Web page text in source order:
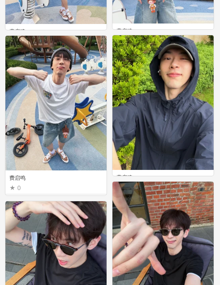
费启鸣
0
费启鸣
0
费启鸣
0
费启鸣
0